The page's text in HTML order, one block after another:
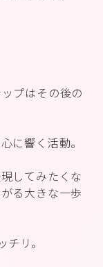
プはその後の
に響く活動。
してみたくな
る大きな一歩
リ。